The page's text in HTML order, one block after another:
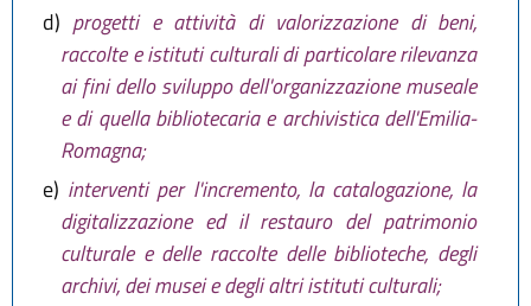
d) progetti e attività di valorizzazione di beni,
raccolte e istituti culturali di particolare rilevanza
ai fini dello sviluppo dell'organizzazione museale
e di quella bibliotecaria e archivistica dell'Emilia-
Romagna;
e) interventi per l'incremento, la catalogazione, la
digitalizzazione ed il restauro del patrimonio
culturale e delle raccolte delle biblioteche, degli
archivi, dei musei e degli altri istituti culturali;